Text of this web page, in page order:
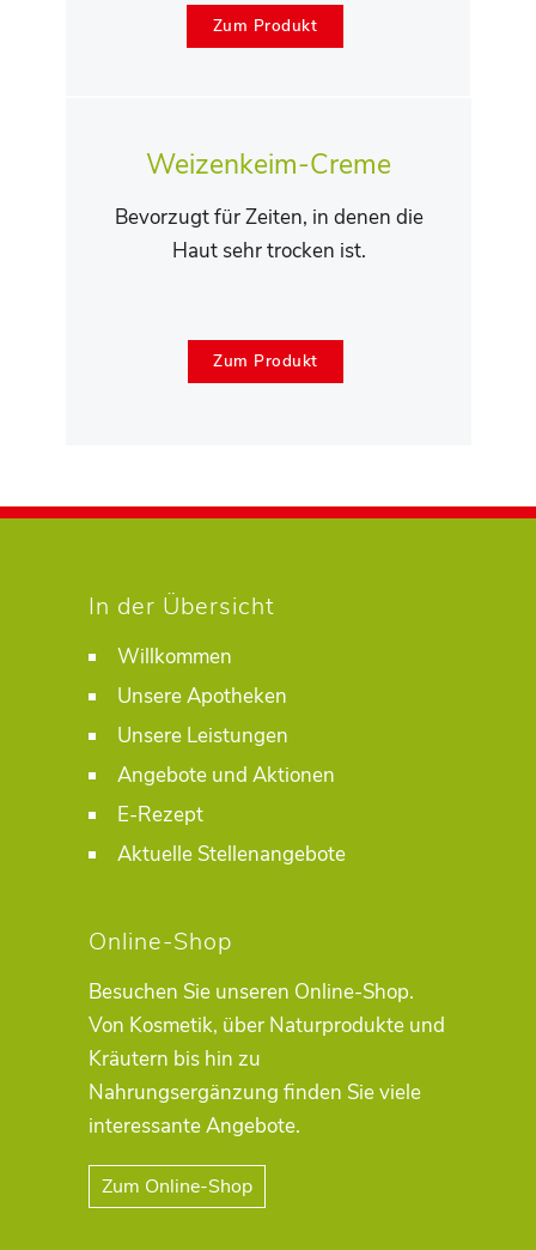
Zum Produkt
Weizenkeim-Creme
Bevorzugt für Zeiten, in denen die
Haut sehr trocken ist.
Zum Produkt
In der Übersicht
Willkommen
Unsere Apotheken
Unsere Leistungen
Angebote und Aktionen
E-Rezept
Aktuelle Stellenangebote
Online-Shop
Besuchen Sie unseren Online-Shop.
Von Kosmetik, über Naturprodukte und
Kräutern bis hin zu
Nahrungsergänzung finden Sie viele
interessante Angebote.
Zum Online-Shop